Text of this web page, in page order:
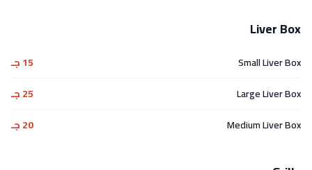
Liver Box
Small Liver Box
15 جـ
Large Liver Box
25 جـ
Medium Liver Box
20 جـ